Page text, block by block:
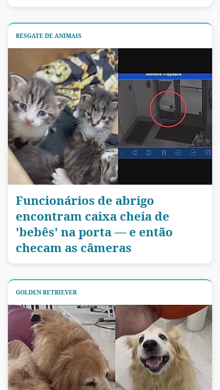
RESGATE DE ANIMAIS
Funcionários de abrigo
encontram caixa cheia de
'bebês' na porta — e então
checam as câmeras
GOLDEN RETRIEVER